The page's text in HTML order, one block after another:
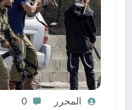
المحرر 0